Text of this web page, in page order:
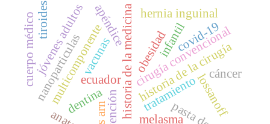
historia de la medicinacirugía convencional
historia de la cirugía
ecuador
obesidadinfantil
multicomponente tratamiento
nanoparticulasdentina
jóvenes adultosapéndice hernia inguinal
lossanoff
covid-19
cuerpo médico vacunas cáncer
melasma
tiroides